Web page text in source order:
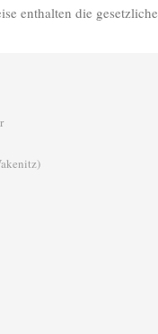
enthalten die gesetzliche